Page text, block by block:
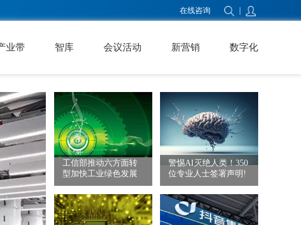
在线咨询
业带 智库 会议活动 新营销 数字化
工信部推动六方面转
型加快工业绿色发展
警惕AI灭绝人类！350
位专业人士签署声明​!